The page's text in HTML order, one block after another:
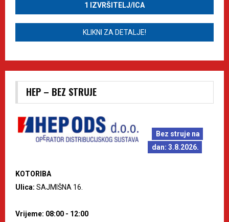
1 IZVRŠITELJ/ICA
KLIKNI ZA DETALJE!
HEP – BEZ STRUJE
Bez struje na
dan: 3.8.2026.
KOTORIBA
Ulica: SAJMIŠNA 16.
Vrijeme: 08:00 - 12:00